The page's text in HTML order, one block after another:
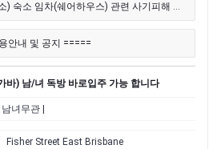
소 임차(쉐어하우스) 관련 사기피해 유의 안내문
안내 및 공지 =====
바) 남/녀 독방 바로입주 가능 합니다
녀무관 |
Fisher Street East Brisbane